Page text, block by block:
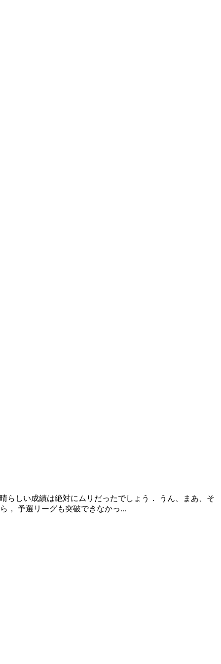
らしい成績は絶対にムリだったでしょう． うん、まあ、そ
， 予選リーグも突破できなかっ...